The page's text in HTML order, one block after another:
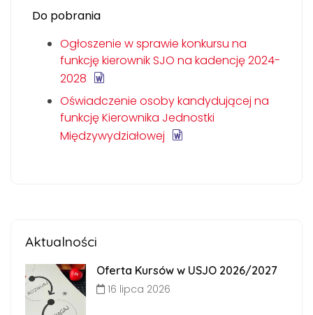
Do pobrania
Ogłoszenie w sprawie konkursu na
funkcję kierownik SJO na kadencję 2024-
2028
Oświadczenie osoby kandydującej na
funkcję Kierownika Jednostki
Międzywydziałowej
Aktualności
Oferta Kursów w USJO 2026/2027
16 lipca 2026